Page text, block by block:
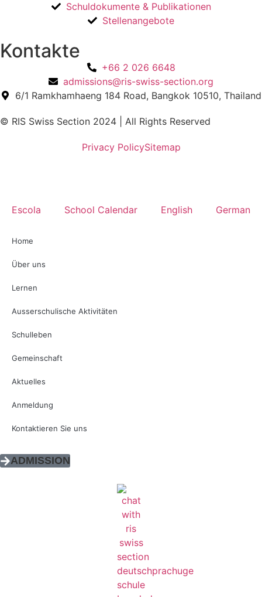
Schuldokumente & Publikationen
Stellenangebote
Kontakte
+66 2 026 6648
admissions@ris-swiss-section.org
6/1 Ramkhamhaeng 184 Road, Bangkok 10510, Thailand
© RIS Swiss Section 2024 | All Rights Reserved
Privacy PolicySitemap
Escola School Calendar English German
Home
Über uns
Lernen
Ausserschulische Aktivitäten
Schulleben
Gemeinschaft
Aktuelles
Anmeldung
Kontaktieren Sie uns
ADMISSION